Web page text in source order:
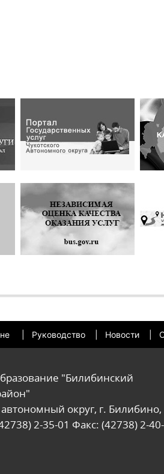
Руководство Новости
"Билибинский
округ, г. Билибино,
2-35-01 Факс: (42738) 2-